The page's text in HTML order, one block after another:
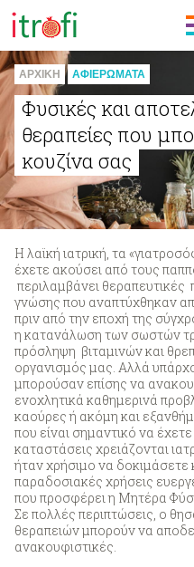
ΑΡΧΙΚΗ ΑΦΙΕΡΩΜΑΤΑ
Φυσικές και
θεραπείες που
κουζίνα σας
Η λαϊκή ιατρική, τα
έχετε ακούσει από τους
περιλαμβάνει
γνώσης που αναπτύχθηκαν
πριν από την εποχή της
η κατανάλωση των σωστών
πρόσληψη βιταμινών και
οργανισμός μας. Αλλά
μπορούσαν επίσης να
ενοχλητικά καθημερινά
καούρες ή ακόμη και
που είναι σημαντικό να
καταστάσεις χρειάζονται
ήταν χρήσιμο να
παραδοσιακές χρήσεις
που προσφέρει η Μητέρα
Σε πολλές περιπτώσεις, ο
θεραπειών μπορούν να
ανακουφιστικές.